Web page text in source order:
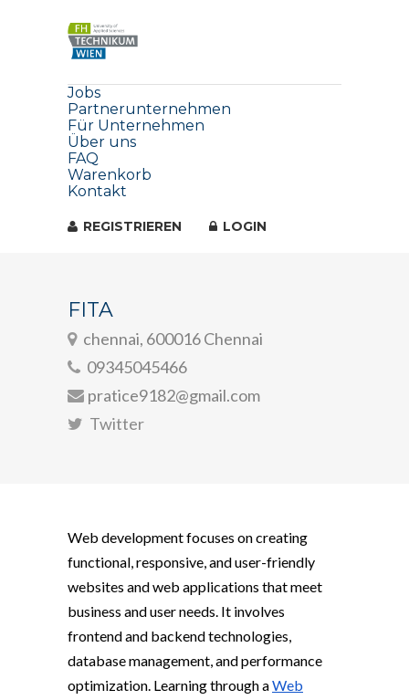
Jobs
Partnerunternehmen
Für Unternehmen
Über uns
FAQ
Warenkorb
Kontakt
REGISTRIEREN LOGIN
FITA
chennai, 600016 Chennai
09345045466
pratice9182@gmail.com
Twitter
Web development focuses on creating
functional, responsive, and user-friendly
websites and web applications that meet
business and user needs. It involves
frontend and backend technologies,
database management, and performance
optimization. Learning through aWeb